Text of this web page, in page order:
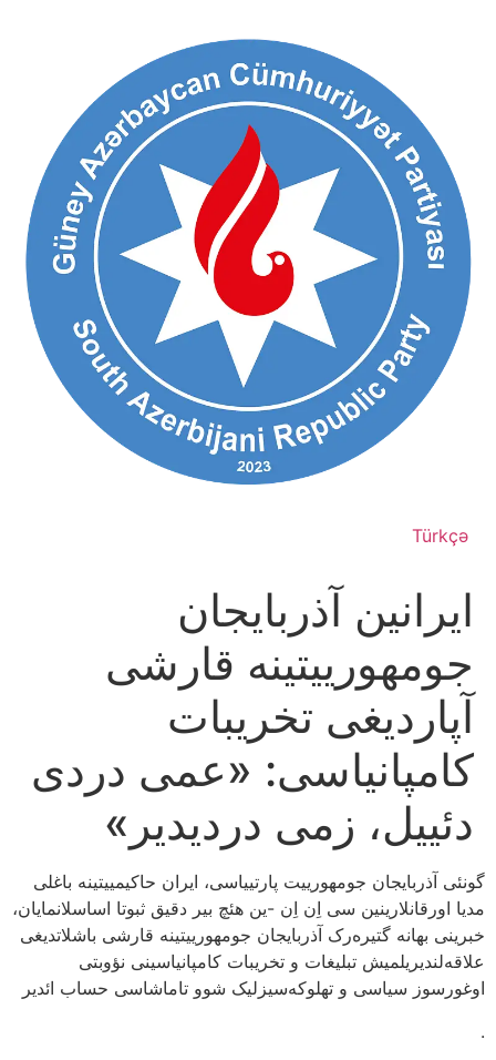
Türkçə
ایرانین آذربایجان
جومهورییتینه قارشی
آپاردیغی تخریبات
کامپانیاسی: «عمی دردی
دئییل، زمی دردیدیر»
گونئی آذربایجان جومهورییت پارتییاسی، ایران حاکیمییتینه باغلی
مدیا اورقانلارینین سی اِن اِن -ین هئچ بیر دقیق ثبوتا اساسلانمایان،
خبرینی بهانه گتیره‌رک آذربایجان جومهورییتینه قارشی باشلاتدیغی
علاقه‌لندیریلمیش تبلیغات و تخریبات کامپانیاسینی نؤوبتی
اوغورسوز سیاسی و تهلوکه‌سیزلیک شوو تاماشاسی حساب ائدیر
.